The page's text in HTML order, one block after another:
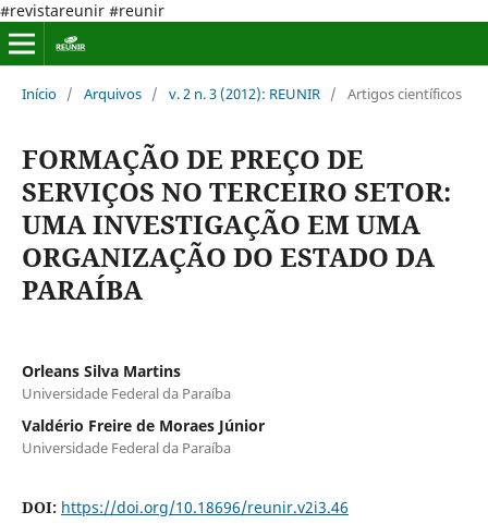
#revistareunir #reunir
Início / Arquivos / v. 2 n. 3 (2012): REUNIR / Artigos científicos
FORMAÇÃO DE PREÇO DE
SERVIÇOS NO TERCEIRO SETOR:
UMA INVESTIGAÇÃO EM UMA
ORGANIZAÇÃO DO ESTADO DA
PARAÍBA
Orleans Silva Martins
Universidade Federal da Paraíba
Valdério Freire de Moraes Júnior
Universidade Federal da Paraíba
DOI: https://doi.org/10.18696/reunir.v2i3.46